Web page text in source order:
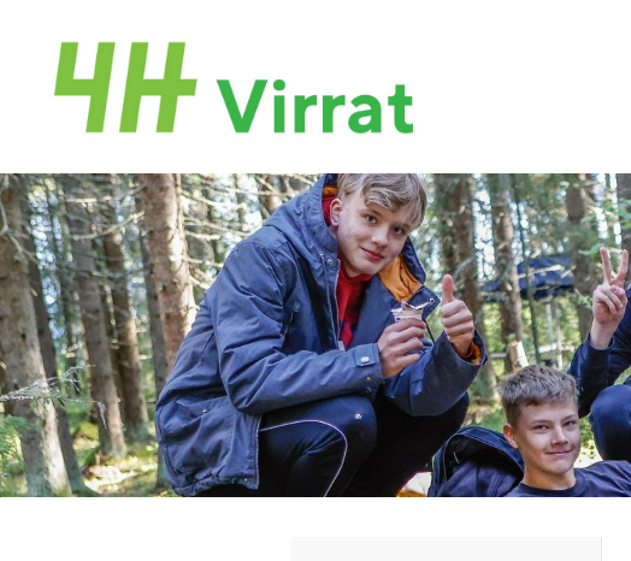
sivun
sisältöön
Virtain 4H-yhdistys